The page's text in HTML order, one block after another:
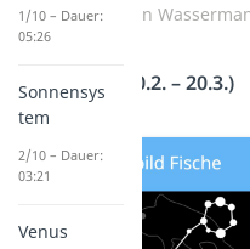
Sternzeichen
Fische (20.2. – 20.3.)
1/10 – Dauer:
05:26
Sonnensys
tem
2/10 – Dauer:
03:21
Venus